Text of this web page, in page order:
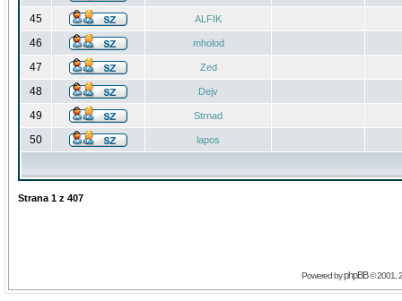
45 ALFIK
46 mholod
47 Zed
48 Dejv
49 Strnad
50 lapos
Strana 1 z 407
Powered byphpBB© 2001,